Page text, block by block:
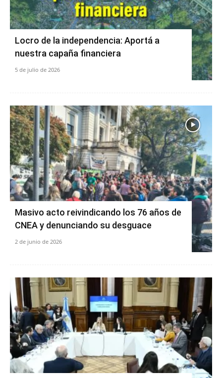
Locro de la independencia: Aportá a
nuestra capaña financiera
5 de julio de 2026
Masivo acto reivindicando los 76 años de
CNEA y denunciando su desguace
2 de junio de 2026